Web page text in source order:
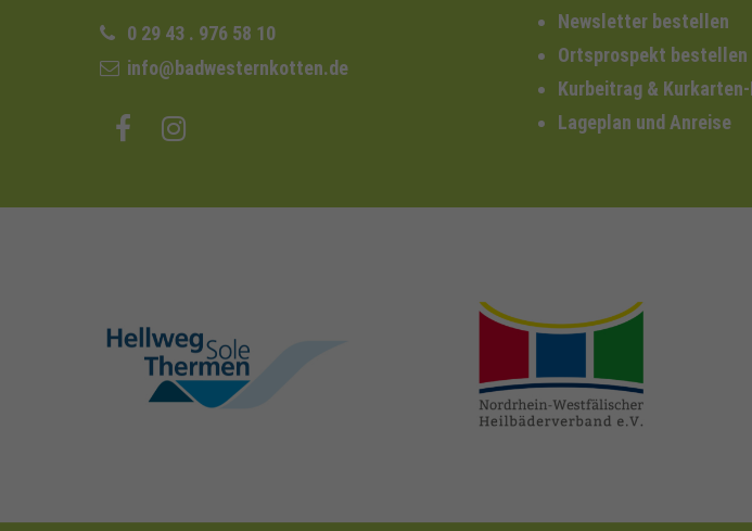
0 29 43 . 976 58 10
info@badwesternkotten.de
Newsletter bestellen
Ortsprospekt bestellen
Kurbeitrag &
Lageplan und Anreise
hellweg-sole-
thermen.de
heilbaeder.de